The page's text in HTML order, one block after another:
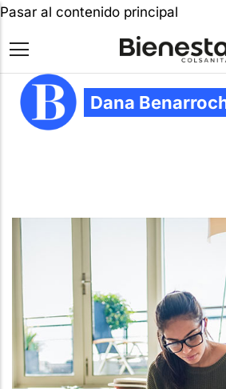
Pasar al contenido principal
Dana